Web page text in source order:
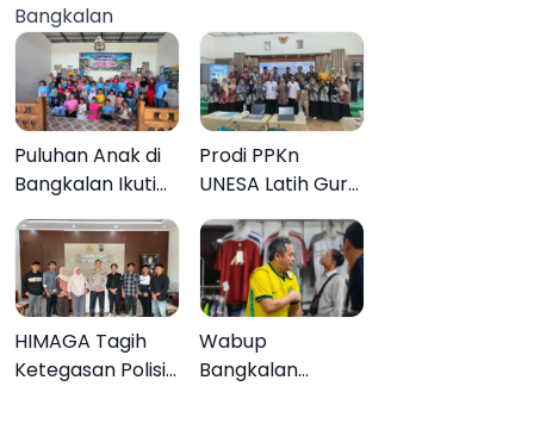
Sampang, Tiga
Pengedar
Ditangkap
Bangkalan
Puluhan Anak di
Bangkalan Ikuti
Lomba Mewarnai
Bertema Liburan
Keluarga
Prodi PPKn
UNESA Latih Guru
PPKn Bangkalan
dengan
Pembelajaran
Inovasi Teknologi
HIMAGA Tagih
Ketegasan Polisi
Wabup
Bangkalan